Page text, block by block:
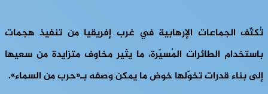
تُكثّف الجماعات الإرهابية في غرب إفريقيا من تنفيذ هجمات
باستخدام الطائرات المُسيّرة، ما يثير مخاوف متزايدة من سعيها
إلى بناء قدرات تخوّلها خوض ما يمكن وصفه بـ«حرب من السماء».